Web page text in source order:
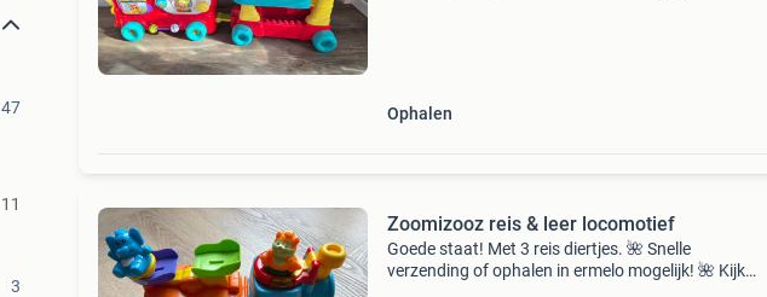
47
11
3
Ophalen
Zoomizooz reis & leer locomotief
Goede staat! Met 3 reis diertjes. 🌺 Snelle
verzending of ophalen in ermelo mogelijk! 🌺 Kijk